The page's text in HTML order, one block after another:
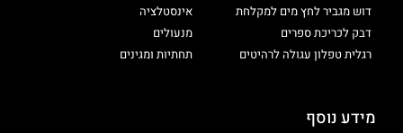
דוש מגביר לחץ מים למקלחת
דבק לכריכת ספרים
רגלית טפלון עגולה לרהיטים
אינסטלציה
מנעולים
תחתיות ומגינים
מידע נוסף